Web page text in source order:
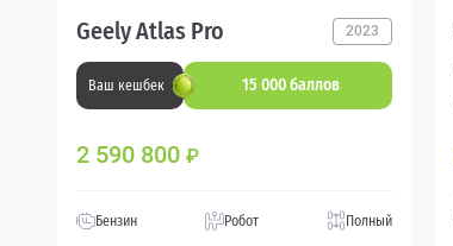
Geely Atlas Pro 2023
Ваш кешбек 15 000 баллов
2 590 800 ₽
Бензин Робот Полный